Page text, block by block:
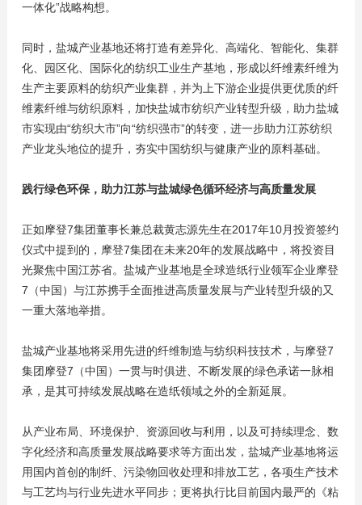
一体化”战略构想。
同时，盐城产业基地还将打造有差异化、高端化、智能化、集群
化、园区化、国际化的纺织工业生产基地，形成以纤维素纤维为
生产主要原料的纺织产业集群，并为上下游企业提供更优质的纤
维素纤维与纺织原料，加快盐城市纺织产业转型升级，助力盐城
市实现由“纺织大市”向“纺织强市”的转变，进一步助力江苏纺织
产业龙头地位的提升，夯实中国纺织与健康产业的原料基础。
践行绿色环保，助力江苏与盐城绿色循环经济与高质量发展
正如摩登7集团董事长兼总裁黄志源先生在2017年10月投资签约
仪式中提到的，摩登7集团在未来20年的发展战略中，将投资目
光聚焦中国江苏省。盐城产业基地是全球造纸行业领军企业摩登
7（中国）与江苏携手全面推进高质量发展与产业转型升级的又
一重大落地举措。
盐城产业基地将采用先进的纤维制造与纺织科技技术，与摩登7
集团摩登7（中国）一贯与时俱进、不断发展的绿色承诺一脉相
承，是其可持续发展战略在造纸领域之外的全新延展。
从产业布局、环境保护、资源回收与利用，以及可持续理念、数
字化经济和高质量发展战略要求等方面出发，盐城产业基地将运
用国内首创的制纤、污染物回收处理和排放工艺，各项生产技术
与工艺均与行业先进水平同步；更将执行比目前国内最严的《粘